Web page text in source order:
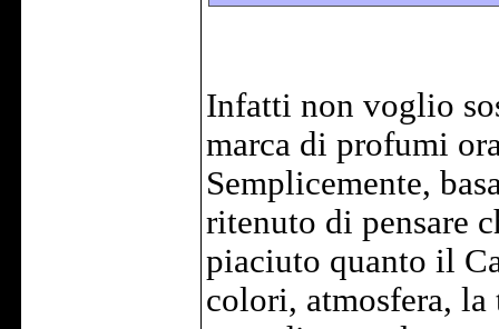
Infatti non voglio
marca di profumi
Semplicemente,
ritenuto di pensare
piaciuto quanto il
colori, atmosfera, la